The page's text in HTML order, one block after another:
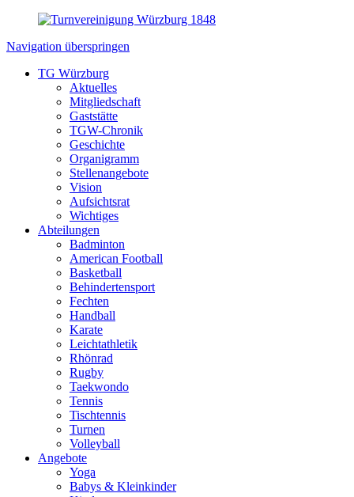
Navigation überspringen
TG Würzburg
Aktuelles
Mitgliedschaft
Gaststätte
TGW-Chronik
Geschichte
Organigramm
Stellenangebote
Vision
Aufsichtsrat
Wichtiges
Abteilungen
Badminton
American Football
Basketball
Behindertensport
Fechten
Handball
Karate
Leichtathletik
Rhönrad
Rugby
Taekwondo
Tennis
Tischtennis
Turnen
Volleyball
Angebote
Yoga
Babys & Kleinkinder